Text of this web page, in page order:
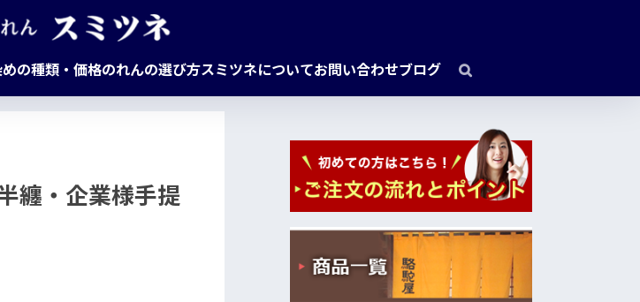
の種類・価格のれんの選び方スミツネについてお問い合わせブログ
纏・企業様手提